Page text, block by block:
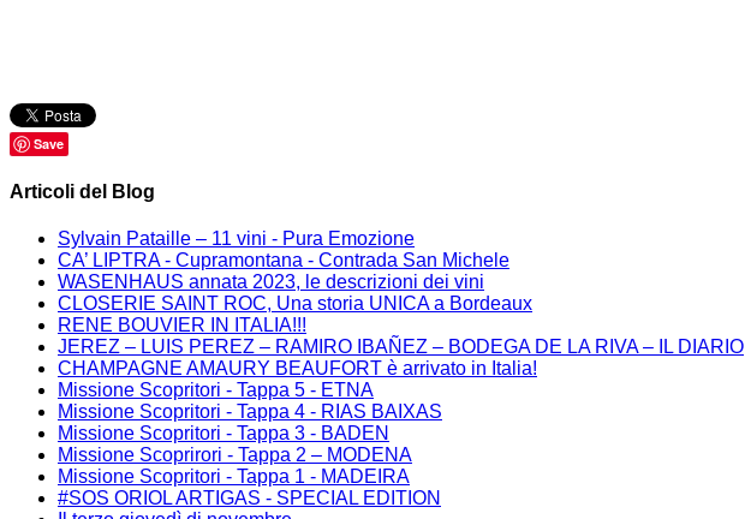
Save
Articoli del Blog
Sylvain Pataille – 11 vini - Pura Emozione
CA’ LIPTRA - Cupramontana - Contrada San Michele
WASENHAUS annata 2023, le descrizioni dei vini
CLOSERIE SAINT ROC, Una storia UNICA a Bordeaux
RENE BOUVIER IN ITALIA!!!
JEREZ – LUIS PEREZ – RAMIRO IBAÑEZ – BODEGA DE LA RIVA – IL DIARIO
CHAMPAGNE AMAURY BEAUFORT è arrivato in Italia!
Missione Scopritori - Tappa 5 - ETNA
Missione Scopritori - Tappa 4 - RIAS BAIXAS
Missione Scopritori - Tappa 3 - BADEN
Missione Scoprirori - Tappa 2 – MODENA
Missione Scopritori - Tappa 1 - MADEIRA
#SOS ORIOL ARTIGAS - SPECIAL EDITION